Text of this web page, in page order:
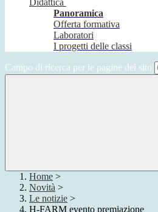
Didattica
Panoramica
Offerta formativa
Laboratori
I progetti delle classi
Campo di ricerca per le pagine del sito
Home >
Novità >
Le notizie >
H-FARM evento premiazione